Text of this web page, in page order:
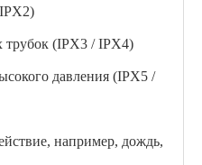
(IPX3 / IPX4)
давления (IPX5 /
например, дождь,